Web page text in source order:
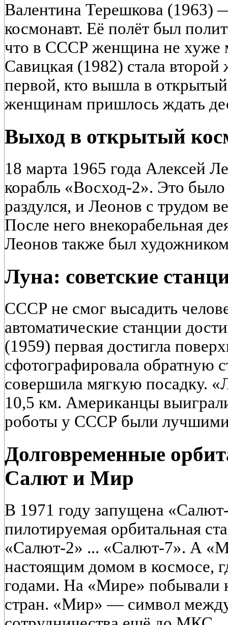
Валентина Терешкова (1963)
космонавт. Её полёт был
что в СССР женщина не хуже
Савицкая (1982) стала
первой, кто вышла в
женщинам пришлось ждать
Выход в открытый
18 марта 1965 года Алексей
корабль «Восход-2». Это
раздулся, и Леонов с трудом
После него внекорабельная
Леонов также был
Луна: советские
СССР не смог высадить
автоматические станции
(1959) первая достигла
сфотографировала обратную
совершила мягкую посадку.
10,5 км. Американцы
роботы у СССР были
Долговременные
Салют и Мир
В 1971 году запущена
пилотируемая орбитальная
«Салют-2» ... «Салют-7». А
настоящим домом в космосе,
годами. На «Мире» побывали
стран. «Мир» — символ